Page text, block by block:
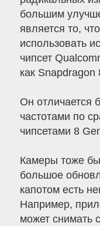
большим
является то,
использовать
чипсет
как
Он отличается
частотами по
чипсетами 8
Камеры тоже
большое
капотом есть
Например,
может снимать